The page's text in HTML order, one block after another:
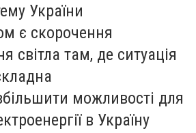
України
є скорочення
світла там, де ситуація
можливості для
в Україну